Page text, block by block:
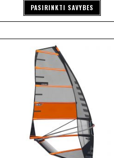
PASIRINKTI SAVYBES